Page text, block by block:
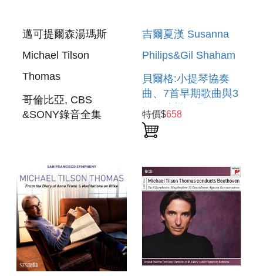
邁可提爾森湯瑪斯
Michael Tilson
Thomas
哥倫比亞, CBS
&SONY錄音全集
AND SONY
RECORDINGS
(80CD)
吉爾夏漢 Susanna
Philips&Gil Shaham
貝爾格:小提琴協奏
曲、7首早期歌曲與3
首管弦樂作品 SACD
BERG: VIOLIN
CONCERTO&SEVEN
THREE PIECES
FOR
特價$658